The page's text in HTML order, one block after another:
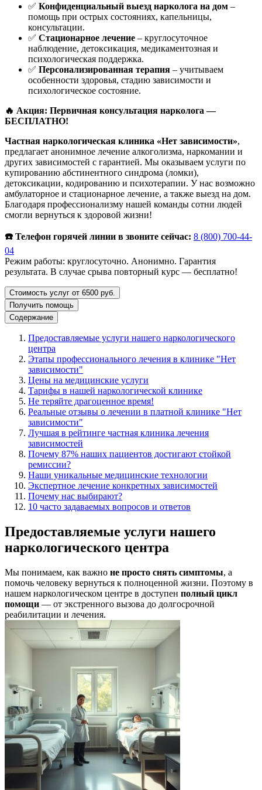
✅ Конфиденциальный выезд нарколога на дом –
помощь при острых состояниях, капельницы,
консультации.
✅ Стационарное лечение – круглосуточное
наблюдение, детоксикация, медикаментозная и
психологическая поддержка.
✅ Персонализированная терапия – учитываем
особенности здоровья, стадию зависимости и
психологическое состояние.
🔥 Акция: Первичная консультация нарколога —
БЕСПЛАТНО!
Частная наркологическая клиника «Нет зависимости»,
предлагает анонимное лечение алкоголизма, наркомании и
других зависимостей с гарантией. Мы оказываем услуги по
купированию абстинентного синдрома (ломки),
детоксикации, кодированию и психотерапии. У нас возможно
амбулаторное и стационарное лечение, а также выезд на дом.
Благодаря профессионализму нашей команды сотни людей
смогли вернуться к здоровой жизни!
☎️ Телефон горячей линии в звоните сейчас: 8 (800) 700-44-
04
Режим работы: круглосуточно. Анонимно. Гарантия
результата. В случае срыва повторный курс — бесплатно!
Стоимость услуг от 6500 руб.
Получить помощь
Содержание
Предоставляемые услуги нашего наркологического
центра
Этапы профессионального лечения в клинике "Нет
зависимости"
Цены на медицинские услуги
Тарифы в нашей наркологической клинике
Не теряйте драгоценное время!
Реальные отзывы о лечении в платной клинике "Нет
зависимости"
Лучшая в рейтинге частная клиника лечения
зависимостей
Почему 87% наших пациентов достигают стойкой
ремиссии?
Наши уникальные медицинские технологии
Экспертное лечение конкретных зависимостей
Почему нас выбирают?
10 часто задаваемых вопросов и ответов
Предоставляемые услуги нашего
наркологического центра
Мы понимаем, как важно не просто снять симптомы, а
помочь человеку вернуться к полноценной жизни. Поэтому в
нашем наркологическом центре в доступен полный цикл
помощи — от экстренного вызова до долгосрочной
реабилитации и лечения.